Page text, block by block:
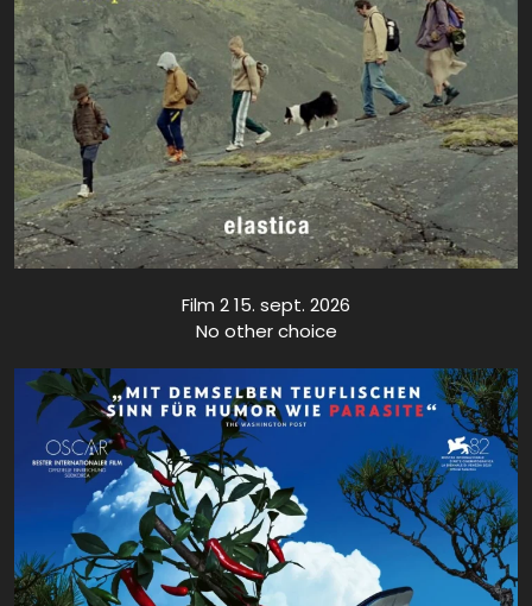
Film 2 15. sept. 2026
No other choice